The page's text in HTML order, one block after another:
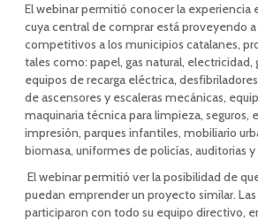
El webinar permitió conocer la experiencia
cuya central de comprar está proveyendo
competitivos a los municipios catalanes,
tales como: papel, gas natural, electricidad,
equipos de recarga eléctrica,
de ascensores y escaleras mecánicas,
maquinaria técnica para limpieza, seguros,
impresión, parques infantiles, mobiliario
biomasa, uniformes de policías, auditorias
El webinar permitió ver la posibilidad de
puedan emprender un proyecto similar.
participaron con todo su equipo directivo,